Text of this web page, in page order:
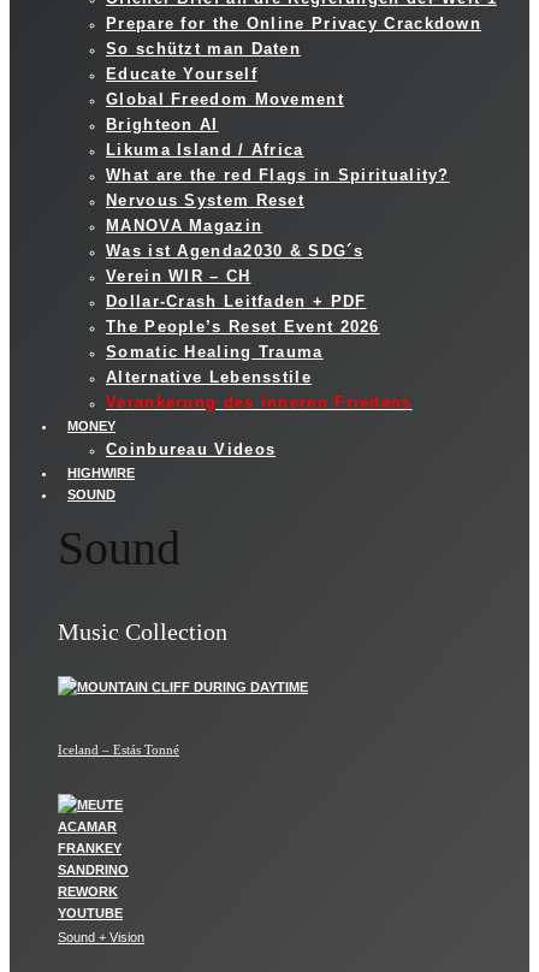
Prepare for the Online Privacy Crackdown
So schützt man Daten
Educate Yourself
Global Freedom Movement
Brighteon AI
Likuma Island / Africa
What are the red Flags in Spirituality?
Nervous System Reset
MANOVA Magazin
Was ist Agenda2030 & SDG´s
Verein WIR – CH
Dollar-Crash Leitfaden + PDF
The People’s Reset Event 2026
Somatic Healing Trauma
Alternative Lebensstile
Verankerung des inneren Friedens
MONEY
Coinbureau Videos
HIGHWIRE
SOUND
Sound
Music Collection
Iceland – Estás Tonné
Sound + Vision